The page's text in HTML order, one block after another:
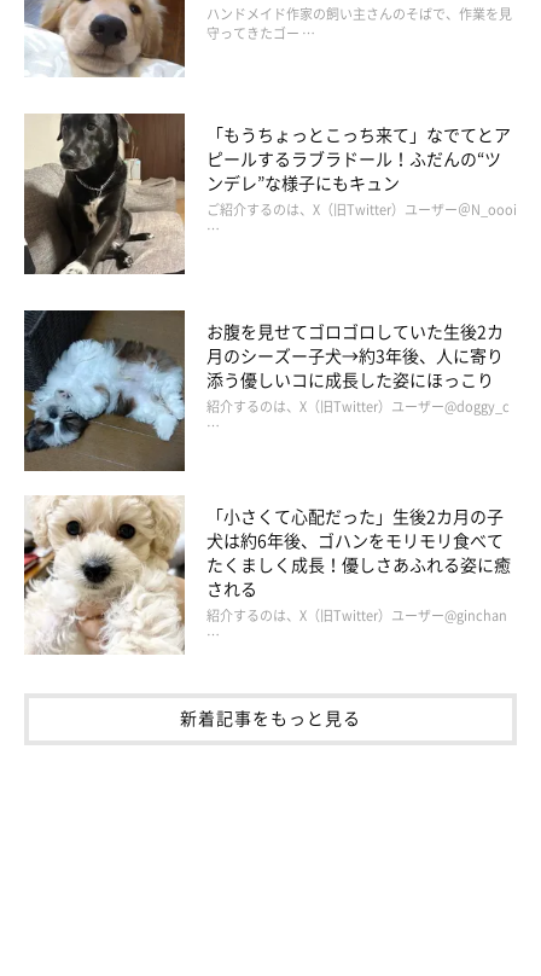
同じ向きで寝ているコタくん（写真上）とメルティちゃん（写真下）
@melty_and_kota
コタくんはパピヨンのメルティちゃんと一緒に暮らしています。
飼い主さんに、コタくんとメルティちゃんとの関係性についても
ハンドメイド作家の飼い主さんのそばで、作業を見
守ってきたゴー …
「もうちょっとこっち来て」なでてとア
ピールするラブラドール！ふだんの“ツ
ンデレ”な様子にもキュン
ご紹介するのは、X（旧Twitter）ユーザー＠N_oooi
…
お腹を見せてゴロゴロしていた生後2カ
月のシーズー子犬→約3年後、人に寄り
添う優しいコに成長した姿にほっこり
紹介するのは、X（旧Twitter）ユーザー@doggy_c
…
「小さくて心配だった」生後2カ月の子
犬は約6年後、ゴハンをモリモリ食べて
たくましく成長！優しさあふれる姿に癒
される
紹介するのは、X（旧Twitter）ユーザー@ginchan
…
新着記事をもっと見る